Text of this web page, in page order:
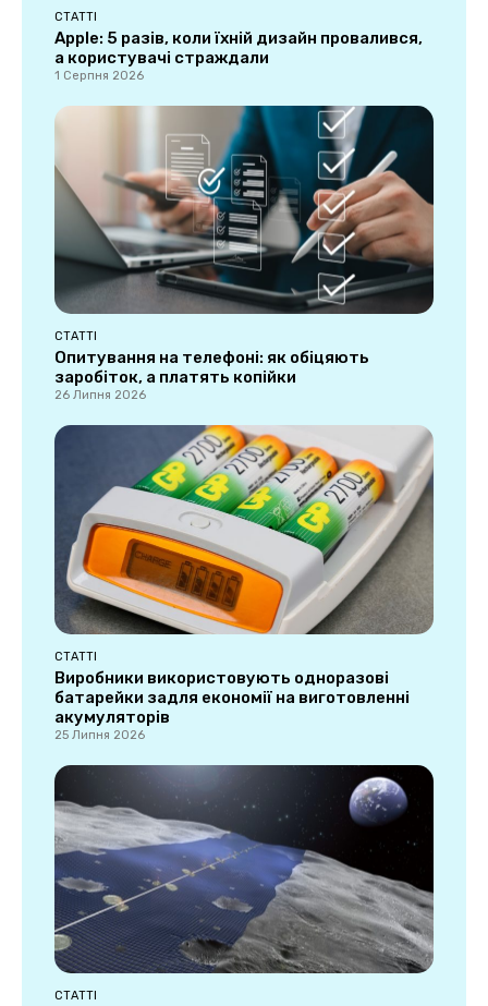
СТАТТІ
Apple: 5 разів, коли їхній дизайн провалився,
а користувачі страждали
1 Серпня 2026
СТАТТІ
Опитування на телефоні: як обіцяють
заробіток, а платять копійки
26 Липня 2026
СТАТТІ
Виробники використовують одноразові
батарейки задля економії на виготовленні
акумуляторів
25 Липня 2026
СТАТТІ